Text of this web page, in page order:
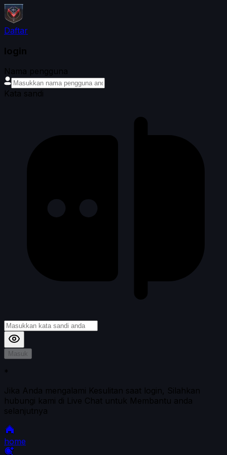
Daftar
login
Nama pengguna
Kata sandi
Masuk
*
Jika Anda mengalami Kesulitan saat login, Silahkan
hubungi kami di Live Chat untuk Membantu anda
selanjutnya
home